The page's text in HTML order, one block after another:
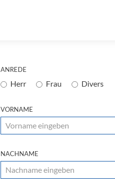
ANREDE
Herr Frau Divers
VORNAME
NACHNAME